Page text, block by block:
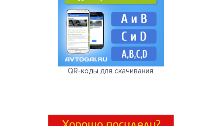
QR-коды для скачивания